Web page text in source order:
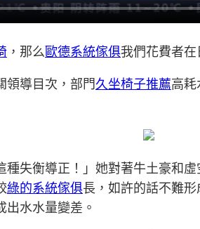
，那么歐德系統傢俱我們花費者在
領導目次，部門久坐椅子推薦高耗
失衡導正！」她對著牛土豪和
綠的系統傢俱長，如許的話不難
水水量變差。